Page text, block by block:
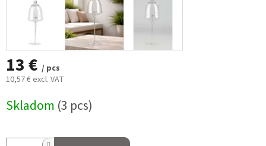
13 € / pcs
10,57 € excl. VAT
price:
Skladom (3 pcs)